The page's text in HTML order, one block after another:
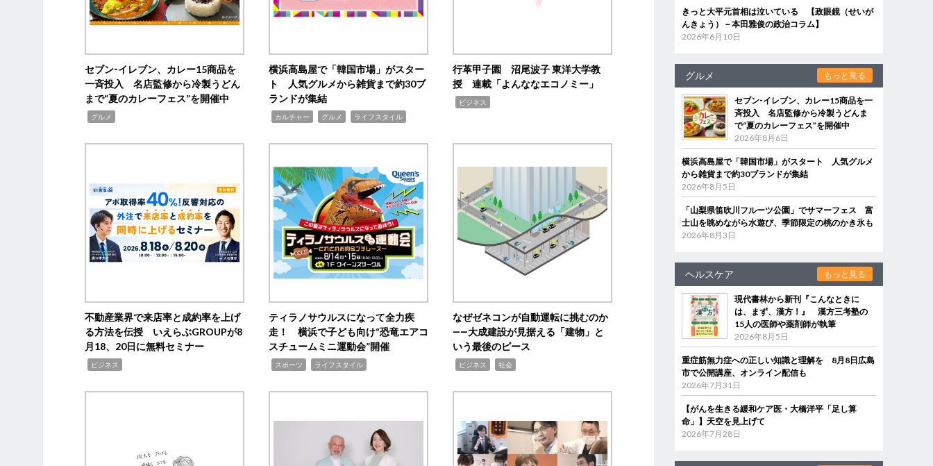
セブン‐イレブン、カレー15商品を
一斉投入 名店監修から冷製うどん
まで“夏のカレーフェス”を開催中
グルメ
横浜高島屋で「韓国市場」がスター
ト 人気グルメから雑貨まで約30ブ
ランドが集結
カルチャー グルメ ライフスタイル
行革甲子園 沼尾波子 東洋大学教
授 連載「よんななエコノミー」
ビジネス
不動産業界で来店率と成約率を上げ
る方法を伝授 いえらぶGROUPが8
月18、20日に無料セミナー
ビジネス
ティラノサウルスになって全力疾
走！ 横浜で子ども向け“恐竜エアコ
スチュームミニ運動会”開催
スポーツ ライフスタイル
なぜゼネコンが自動運転に挑むのか
――大成建設が見据える「建物」と
いう最後のピース
ビジネス 社会
きっと大平元首相は泣いている 【政眼鏡（せいが
んきょう）－本田雅俊の政治コラム】
2026年6月10日
グルメ もっと見る
セブン‐イレブン、カレー15商品を一
斉投入 名店監修から冷製うどんま
で“夏のカレーフェス”を開催中
2026年8月6日
横浜高島屋で「韓国市場」がスタート 人気グルメ
から雑貨まで約30ブランドが集結
2026年8月5日
「山梨県笛吹川フルーツ公園」でサマーフェス 富
士山を眺めながら水遊び、季節限定の桃のかき氷も
2026年8月3日
ヘルスケア もっと見る
現代書林から新刊『こんなときに
は、まず、漢方！』 漢方三考塾の
15人の医師や薬剤師が執筆
2026年8月5日
重症筋無力症への正しい知識と理解を 8月8日広島
市で公開講座、オンライン配信も
2026年7月31日
【がんを生きる緩和ケア医・大橋洋平「足し算
命」】天空を見上げて
2026年7月28日